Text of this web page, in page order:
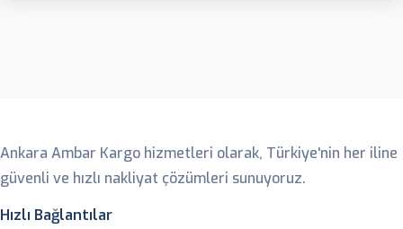
Ankara Ambar Kargo hizmetleri olarak, Türkiye'nin her iline
güvenli ve hızlı nakliyat çözümleri sunuyoruz.
Hızlı Bağlantılar